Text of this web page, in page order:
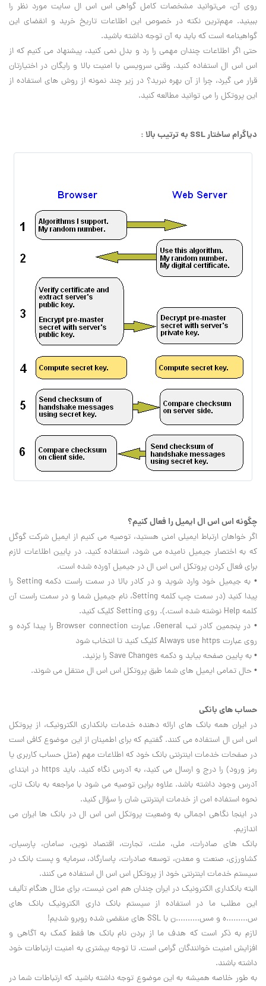
روي آن، مي‌توانيد مشخصات کامل گواهي اس اس ال سايت مورد نظر را
ببينيد. مهم‌ترين نکته در خصوص اين اطلاعات تاريخ خريد و انقضاي اين
گواهينامه است که بايد به آن توجه داشته باشيد.
حتي اگر اطلاعات چندان مهمي را رد و بدل نمي کنيد، پيشنهاد مي کنيم که از
اس اس ال استفاده کنيد. وقتي سرويسي با امنيت بالا و رايگان در اختيارتان
قرار مي گيرد، چرا از آن بهره نبريد؟ در زير چند نمونه از روش هاي استفاده از
اين پروتکل را مي توانيد مطالعه کنيد.
دیاگرام ساختار SSL به ترتیب بالا :
چگونه اس اس ال ايميل را فعال کنيم؟
اگر خواهان ارتباط ايميلي امني هستيد، توصيه مي کنيم از ايميل شرکت گوگل
که به اختصار جيميل ناميده مي شود، استفاده کنيد. در پايين اطلاعات لازم
براي فعال کردن پروتکل اس اس ال در جيميل آورده شده است.
• به جيميل خود وارد شويد و در کادر بالا در سمت راست دکمه Setting را
پيدا کنيد (در سمت چپ کلمه Setting، نام جيميل شما و در سمت راست آن
کلمه Help نوشته شده است.). روي Setting کليک کنيد.
• در پنجمين کادر تب General، عبارت Browser connection را پيدا کرده و
روي عبارت Always use httpsکليک کنيد تا انتخاب شود
• به پايين صفحه بيايد و دکمه Save Changes را بزنيد.
• حال تمامي ايميل هاي شما طبق پروتکل اس اس ال منتقل مي شوند.
حساب هاي بانکي
در ايران همه بانک هاي ارائه دهنده خدمات بانکداري الکترونيک، از پروتکل
اس اس ال استفاده مي کنند. گفتيم که براي اطمينان از اين موضوع کافي است
در صفحات خدمات اينترنتي بانک خود که اطلاعات مهم (مثل حساب کاربري يا
رمز ورود) را درج و ارسال مي کنيد، به آدرس نگاه کنيد. بايد https در ابتداي
آدرس وجود داشته باشد. علاوه براين توصيه مي شود با مراجعه به بانک تان،
نحوه استفاده امن از خدمات اينترنتي شان را سؤال کنيد.
در اينجا نگاهي اجمالي به وضعيت پروتکل اس اس ال در بانک ها ايران مي
اندازيم.
بانک هاي صادرات، ملي، ملت، تجارت، اقتصاد نوين، سامان، پارسيان،
کشاورزي، صنعت و معدن، توسعه صادرات، پاسارگاد، سرمايه و پست بانک در
سيستم خدمات اينترنتي خود از پروتکل اس اس ال استفاده مي کنند.
البته بانکداري الکترونيک در ايران چندان هم امن نيست، براي مثال هنگام تأليف
اين مطلب ما در استفاده از سيستم بانک داري الکترونيک بانک هاي
س.........ه و مس..........ن با SSL هاي منقضي شده روبرو شديم!
لازم به ذکر است که هدف ما از بردن نام بانک ها فقط کمک به آگاهي و
افزايش امنيت خوانندگان گرامي است. تا توجه بيشتري به امنيت ارتباطات خود
داشته باشند.
به طور خلاصه هميشه به اين موضوع توجه داشته باشيد که ارتباطات شما در